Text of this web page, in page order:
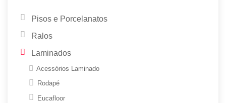
Pisos e Porcelanatos
Ralos
Laminados
Acessórios Laminado
Rodapé
Eucafloor